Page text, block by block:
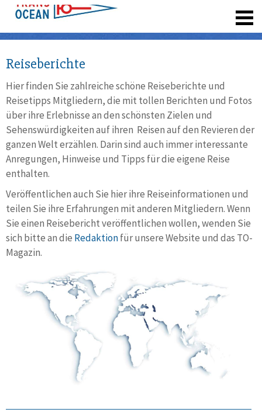
Reiseberichte
Hier finden Sie zahlreiche schöne Reiseberichte und
Reisetipps Mitgliedern, die mit tollen Berichten und Fotos
über ihre Erlebnisse an den schönsten Zielen und
Sehenswürdigkeiten auf ihren Reisen auf den Revieren der
ganzen Welt erzählen. Darin sind auch immer interessante
Anregungen, Hinweise und Tipps für die eigene Reise
enthalten.
Veröffentlichen auch Sie hier ihre Reiseinformationen und
teilen Sie ihre Erfahrungen mit anderen Mitgliedern. Wenn
Sie einen Reisebericht veröffentlichen wollen, wenden Sie
sich bitte an die Redaktionfür unsere Website und das TO-
Magazin.